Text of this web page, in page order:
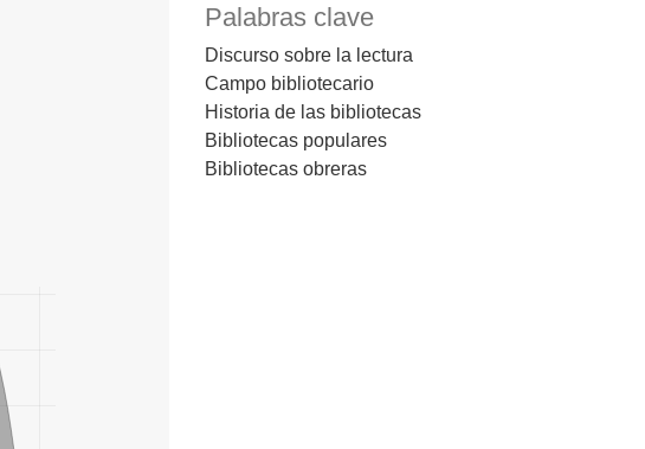
Palabras clave
Discurso sobre la lectura
Campo bibliotecario
Historia de las bibliotecas
Bibliotecas populares
Bibliotecas obreras